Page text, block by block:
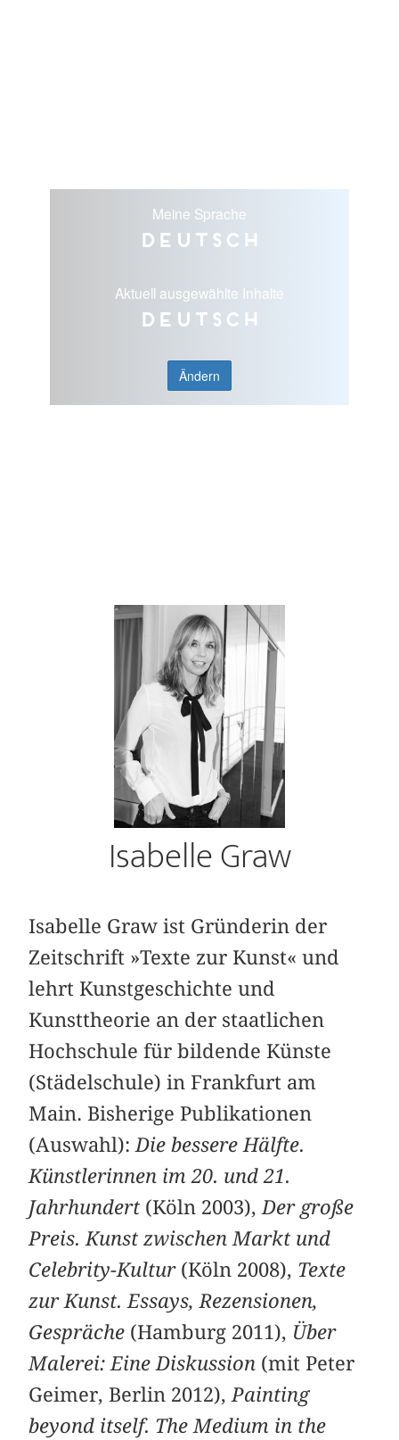
Meine Sprache
Deutsch
Aktuell ausgewählte Inhalte
Deutsch
Ändern
Isabelle Graw
Isabelle Graw ist Gründerin der
Zeitschrift »Texte zur Kunst« und
lehrt Kunstgeschichte und
Kunsttheorie an der ­staatlichen
Hochschule für bildende Künste
(Städelschule) in Frankfurt am
Main. Bisherige Publikationen
(Auswahl):Die bessere Hälfte.
Künstlerinnen im 20. und 21.
Jahrhundert (Köln 2003),Der große
Preis. Kunst zwischen Markt und
Celebrity-Kultur (Köln 2008), Texte
zur Kunst. Essays, Rezensionen,
Gespräche (Hamburg 2011), Über
Malerei: Eine Diskussion (mit Peter
Geimer, Berlin 2012),Painting
beyond itself. The Medium in the